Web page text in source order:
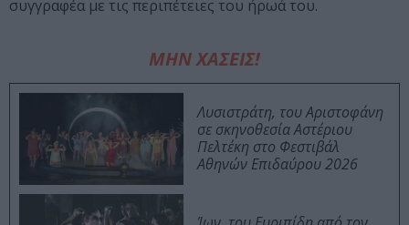
συγγραφέα με τις περιπέτειες του ήρωά του.
ΜΗΝ ΧΑΣΕΙΣ!
Λυσιστράτη, του Αριστοφάνη
σε σκηνοθεσία Αστέριου
Πελτέκη στο Φεστιβάλ
Αθηνών Επιδαύρου 2026